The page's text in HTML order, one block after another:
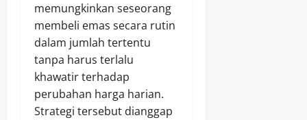
memungkinkan seseorang
membeli emas secara rutin
dalam jumlah tertentu
tanpa harus terlalu
khawatir terhadap
perubahan harga harian.
Strategi tersebut dianggap